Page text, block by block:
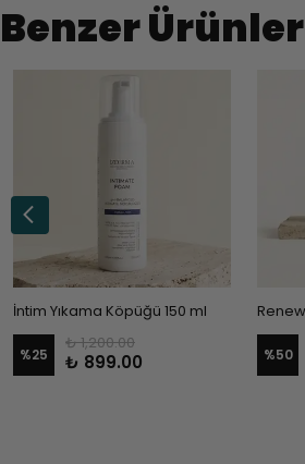
Benzer Ürünler
İntim Yıkama Köpüğü 150 ml
%25
₺ 1,200.00
₺ 899.00 %50